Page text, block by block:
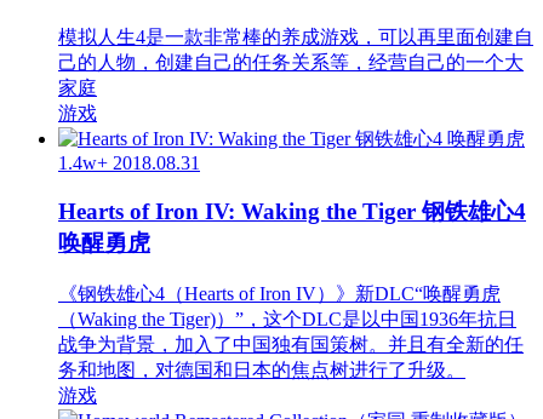
模拟人生4是一款非常棒的养成游戏，可以再里面创建自
己的人物，创建自己的任务关系等，经营自己的一个大
家庭
游戏
1.4w+ 2018.08.31
Hearts of Iron IV: Waking the Tiger 钢铁雄心4
唤醒勇虎
《钢铁雄心4（Hearts of Iron IV）》新DLC“唤醒勇虎
（Waking the Tiger)）”，这个DLC是以中国1936年抗日
战争为背景，加入了中国独有国策树。并且有全新的任
务和地图，对德国和日本的焦点树进行了升级。
游戏